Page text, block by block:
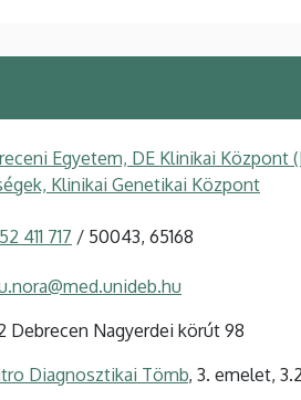
Egyetem, DE Klinikai Központ
Klinikai Genetikai Központ
411 717 / 50043, 65168
Debrecen Nagyerdei körút 98
Diagnosztikai Tömb, 3. emelet,